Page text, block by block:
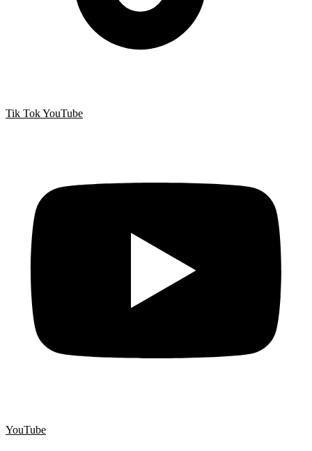
Tik TokYouTube
YouTube